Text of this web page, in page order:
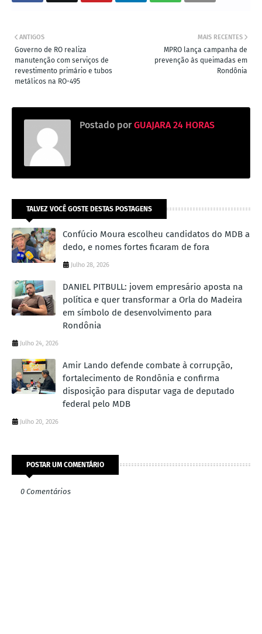
MAIS RECENTES
MPRO lança campanha de
prevenção às queimadas em
Rondônia
ANTIGOS
Governo de RO realiza
manutenção com serviços de
revestimento primário e tubos
metálicos na RO-495
Postado por GUAJARA 24 HORAS
TALVEZ VOCÊ GOSTE DESTAS POSTAGENS
Confúcio Moura escolheu candidatos do MDB a
dedo, e nomes fortes ficaram de fora
Julho 28, 2026
DANIEL PITBULL: jovem empresário aposta na
política e quer transformar a Orla do Madeira
em símbolo de desenvolvimento para
Rondônia
Julho 24, 2026
Amir Lando defende combate à corrupção,
fortalecimento de Rondônia e confirma
disposição para disputar vaga de deputado
federal pelo MDB
Julho 20, 2026
POSTAR UM COMENTÁRIO
0 Comentários